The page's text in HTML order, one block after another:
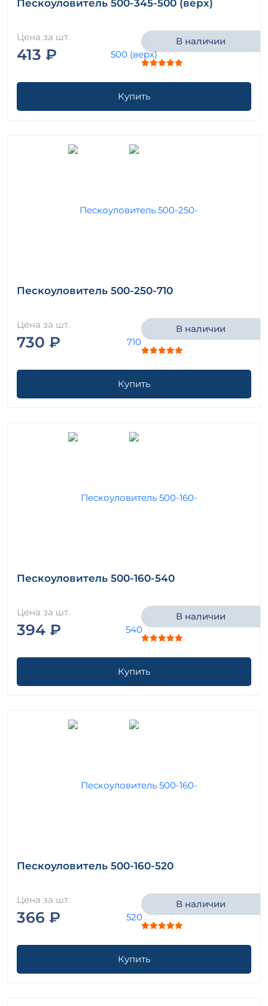
Пескоуловитель 500-345-500 (верх)
Цена за шт.
413 ₽
В наличии
Купить
Пескоуловитель 500-250-710
Цена за шт.
730 ₽
В наличии
Купить
Пескоуловитель 500-160-540
Цена за шт.
394 ₽
В наличии
Купить
Пескоуловитель 500-160-520
Цена за шт.
366 ₽
В наличии
Купить